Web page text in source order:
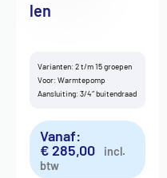
len
Varianten: 2 t/m 15 groepen
Voor: Warmtepomp
Aansluiting: 3/4″ buitendraad
Vanaf:
€285,00
incl.
btw